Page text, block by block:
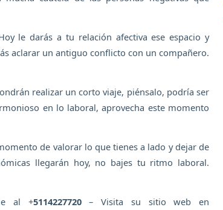
le darás a tu relación afectiva ese espacio y
aclarar un antiguo conflicto con un compañero.
realizar un corto viaje, piénsalo, podría ser
en lo laboral, aprovecha este momento
de valorar lo que tienes a lado y dejar de
llegarán hoy, no bajes tu ritmo laboral.
al +5114227720– Visita su sitio web en